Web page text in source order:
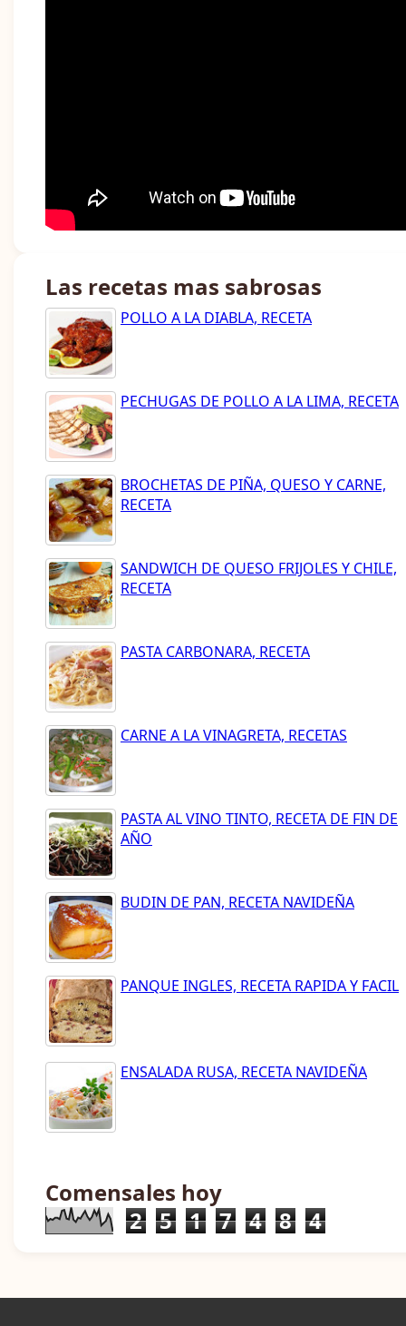
Las recetas mas sabrosas
POLLO A LA DIABLA, RECETA
PECHUGAS DE POLLO A LA LIMA, RECETA
BROCHETAS DE PIÑA, QUESO Y CARNE,
RECETA
SANDWICH DE QUESO FRIJOLES Y CHILE,
RECETA
PASTA CARBONARA, RECETA
CARNE A LA VINAGRETA, RECETAS
PASTA AL VINO TINTO, RECETA DE FIN DE
AÑO
BUDIN DE PAN, RECETA NAVIDEÑA
PANQUE INGLES, RECETA RAPIDA Y FACIL
ENSALADA RUSA, RECETA NAVIDEÑA
Comensales hoy
2 5 1 7 4 8 4